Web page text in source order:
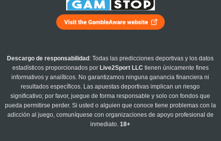
Descargo de responsabilidad : Todas las predicciones deportivas y los datos
estadísticos proporcionados por Live2Sport LLC tienen únicamente fines
informativos y analíticos. No garantizamos ninguna ganancia financiera ni
resultados específicos. Las apuestas deportivas implican un riesgo
significativo; por favor, juegue de forma responsable y solo con fondos que
pueda permitirse perder. Si usted o alguien que conoce tiene problemas con la
adicción al juego, comuníquese con organizaciones de apoyo profesional de
inmediato.18+